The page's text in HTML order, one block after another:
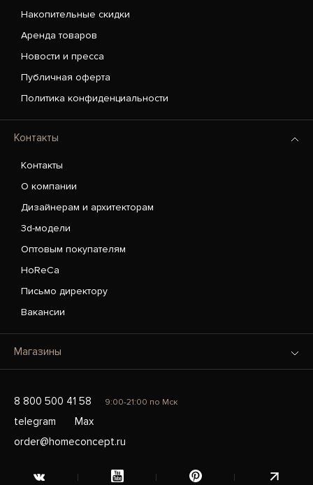
Накопительные скидки
Аренда товаров
Новости и пресса
Публичная оферта
Политика конфиденциальности
Контакты
Контакты
О компании
Дизайнерам и архитекторам
3d-модели
Оптовым покупателям
HoReCa
Письмо директору
Вакансии
Магазины
8 800 500 41 58 9:00-21:00 по Мск
telegram
Max
order@homeconcept.ru